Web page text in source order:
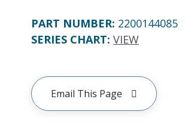
PART NUMBER: 2200144085
SERIES CHART: VIEW
Email This Page